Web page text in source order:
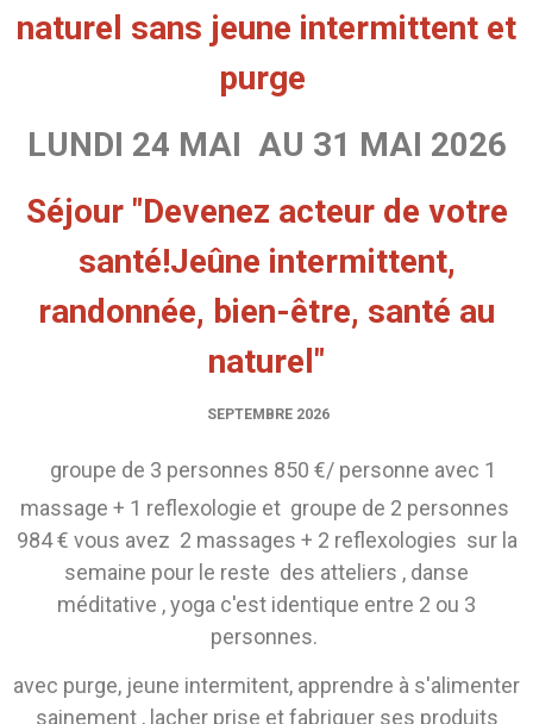
naturel sans jeune intermittent et
purge
LUNDI 24 MAI AU 31 MAI 2026
Séjour "Devenez acteur de votre
santé!Jeûne intermittent,
randonnée, bien-être, santé au
naturel"
SEPTEMBRE 2026
groupe de 3 personnes 850 €/ personne avec 1
massage + 1 reflexologie et groupe de 2 personnes
984 € vous avez 2 massages + 2 reflexologies sur la
semaine pour le reste des atteliers , danse
méditative , yoga c'est identique entre 2 ou 3
personnes.
avec purge, jeune intermitent, apprendre à s'alimenter
sainement , lacher prise et fabriquer ses produits